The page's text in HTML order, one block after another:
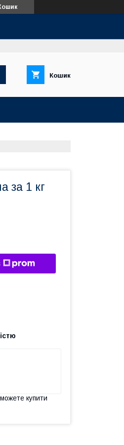
Кошик
за 1 кг
купити